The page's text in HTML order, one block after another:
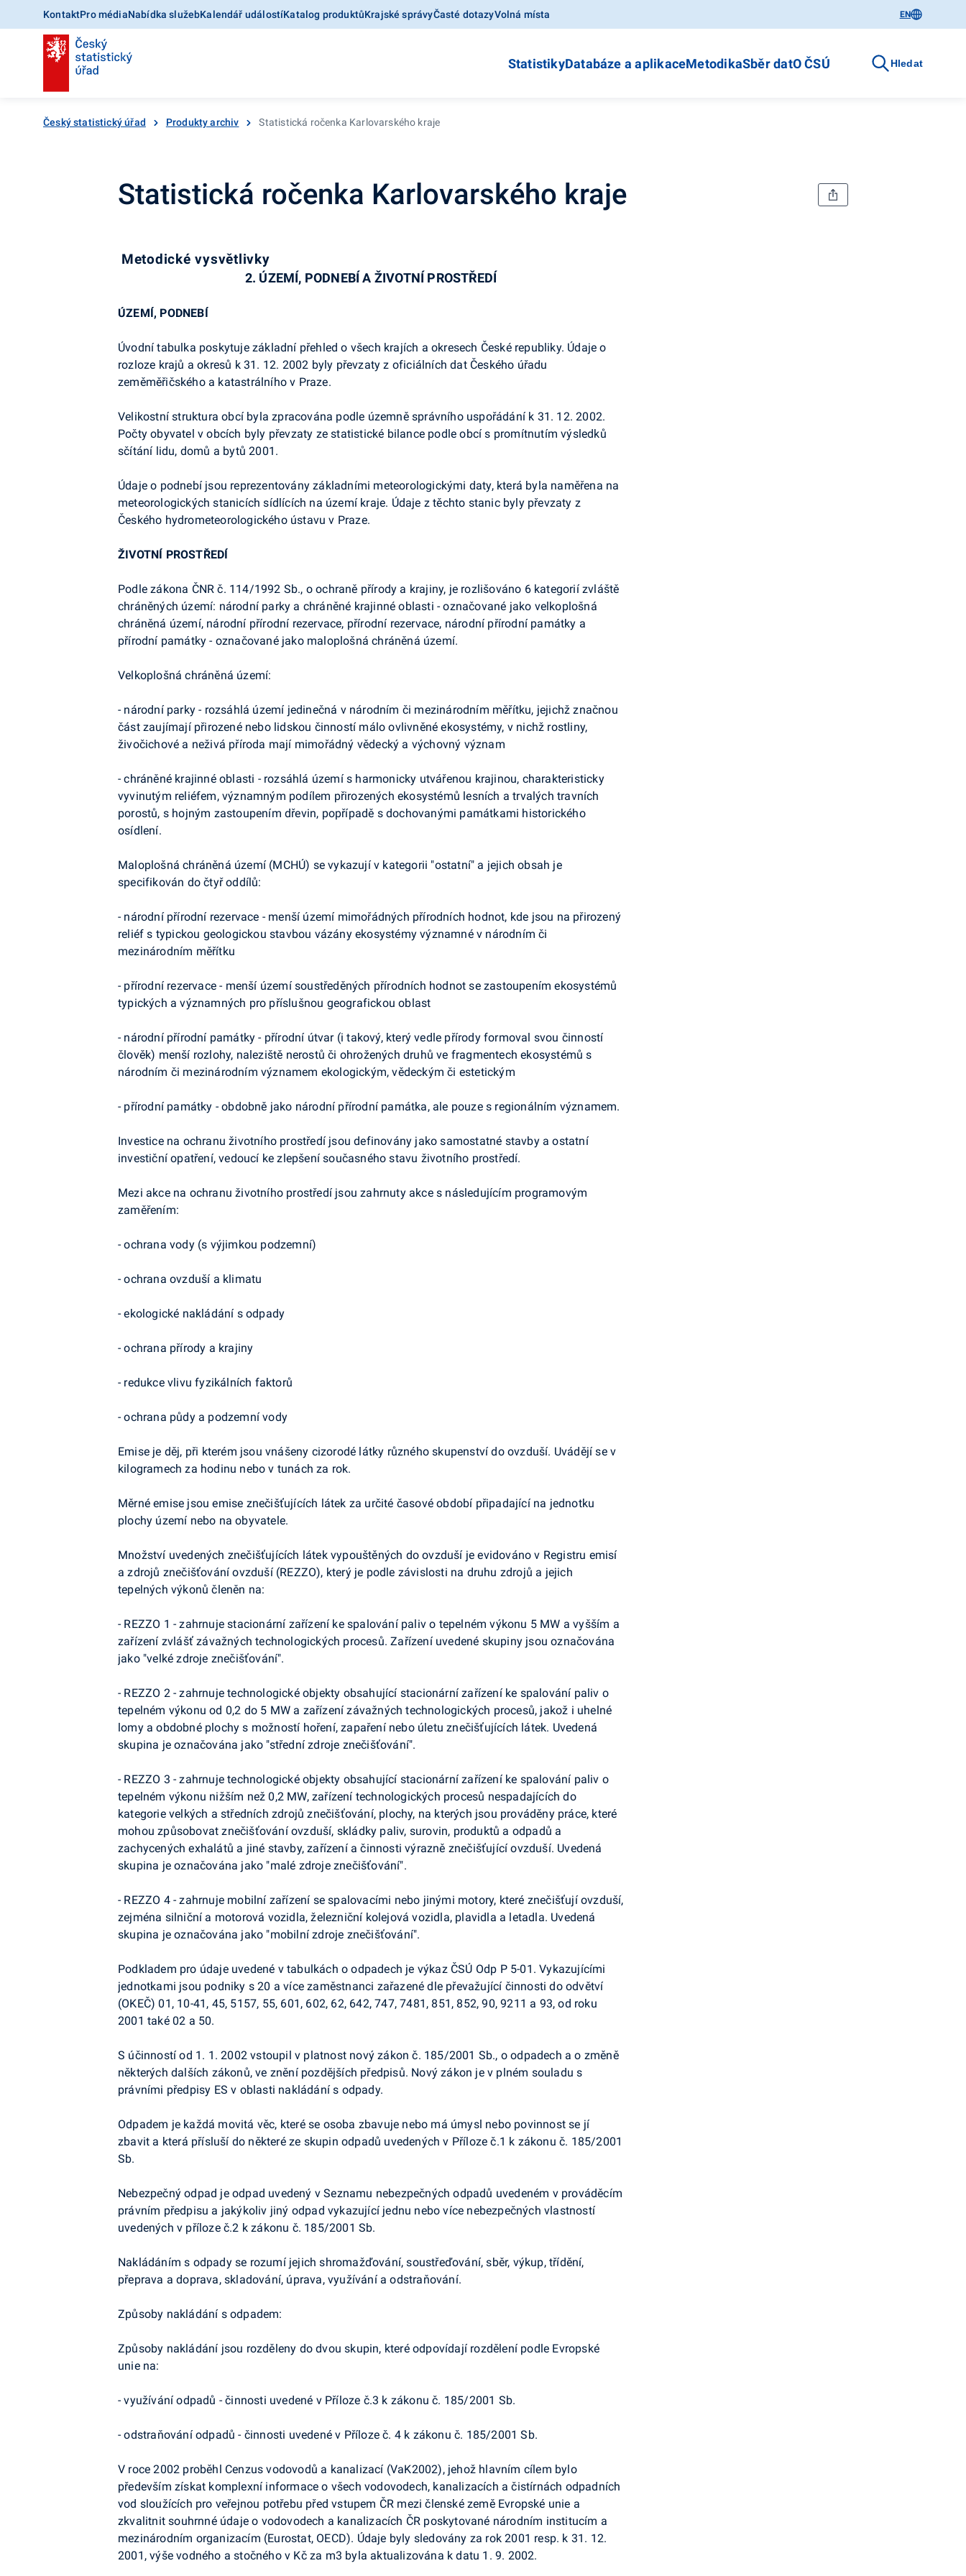
KontaktPro médiaNabídka služebKalendář událostíKatalog produktůKrajské správyČasté dotazyVolná místa EN
StatistikyDatabáze a aplikaceMetodikaSběr datO ČSÚ Hledat
Český statistický úřad Produkty archiv Statistická ročenka Karlovarského kraje
Statistická ročenka Karlovarského kraje
Metodické vysvětlivky
2. ÚZEMÍ, PODNEBÍ A ŽIVOTNÍ PROSTŘEDÍ
ÚZEMÍ, PODNEBÍ
Úvodní tabulka poskytuje základní přehled o všech krajích a okresech České republiky. Údaje o
rozloze krajů a okresů k 31. 12. 2002 byly převzaty z oficiálních dat Českého úřadu
zeměměřičského a katastrálního v Praze.
Velikostní struktura obcí byla zpracována podle územně správního uspořádání k 31. 12. 2002.
Počty obyvatel v obcích byly převzaty ze statistické bilance podle obcí s promítnutím výsledků
sčítání lidu, domů a bytů 2001.
Údaje o podnebí jsou reprezentovány základními meteorologickými daty, která byla naměřena na
meteorologických stanicích sídlících na území kraje. Údaje z těchto stanic byly převzaty z
Českého hydrometeorologického ústavu v Praze.
ŽIVOTNÍ PROSTŘEDÍ
Podle zákona ČNR č. 114/1992 Sb., o ochraně přírody a krajiny, je rozlišováno 6 kategorií zvláště
chráněných území: národní parky a chráněné krajinné oblasti - označované jako velkoplošná
chráněná území, národní přírodní rezervace, přírodní rezervace, národní přírodní památky a
přírodní památky - označované jako maloplošná chráněná území.
Velkoplošná chráněná území:
- národní parky - rozsáhlá území jedinečná v národním či mezinárodním měřítku, jejichž značnou
část zaujímají přirozené nebo lidskou činností málo ovlivněné ekosystémy, v nichž rostliny,
živočichové a neživá příroda mají mimořádný vědecký a výchovný význam
- chráněné krajinné oblasti - rozsáhlá území s harmonicky utvářenou krajinou, charakteristicky
vyvinutým reliéfem, významným podílem přirozených ekosystémů lesních a trvalých travních
porostů, s hojným zastoupením dřevin, popřípadě s dochovanými památkami historického
osídlení.
Maloplošná chráněná území (MCHÚ) se vykazují v kategorii "ostatní" a jejich obsah je
specifikován do čtyř oddílů:
- národní přírodní rezervace - menší území mimořádných přírodních hodnot, kde jsou na přirozený
reliéf s typickou geologickou stavbou vázány ekosystémy významné v národním či
mezinárodním měřítku
- přírodní rezervace - menší území soustředěných přírodních hodnot se zastoupením ekosystémů
typických a významných pro příslušnou geografickou oblast
- národní přírodní památky - přírodní útvar (i takový, který vedle přírody formoval svou činností
člověk) menší rozlohy, naleziště nerostů či ohrožených druhů ve fragmentech ekosystémů s
národním či mezinárodním významem ekologickým, vědeckým či estetickým
- přírodní památky - obdobně jako národní přírodní památka, ale pouze s regionálním významem.
Investice na ochranu životního prostředí jsou definovány jako samostatné stavby a ostatní
investiční opatření, vedoucí ke zlepšení současného stavu životního prostředí.
Mezi akce na ochranu životního prostředí jsou zahrnuty akce s následujícím programovým
zaměřením:
- ochrana vody (s výjimkou podzemní)
- ochrana ovzduší a klimatu
- ekologické nakládání s odpady
- ochrana přírody a krajiny
- redukce vlivu fyzikálních faktorů
- ochrana půdy a podzemní vody
Emise je děj, při kterém jsou vnášeny cizorodé látky různého skupenství do ovzduší. Uvádějí se v
kilogramech za hodinu nebo v tunách za rok.
Měrné emise jsou emise znečišťujících látek za určité časové období připadající na jednotku
plochy území nebo na obyvatele.
Množství uvedených znečišťujících látek vypouštěných do ovzduší je evidováno v Registru emisí
a zdrojů znečišťování ovzduší (REZZO), který je podle závislosti na druhu zdrojů a jejich
tepelných výkonů členěn na:
- REZZO 1 - zahrnuje stacionární zařízení ke spalování paliv o tepelném výkonu 5 MW a vyšším a
zařízení zvlášť závažných technologických procesů. Zařízení uvedené skupiny jsou označována
jako "velké zdroje znečišťování".
- REZZO 2 - zahrnuje technologické objekty obsahující stacionární zařízení ke spalování paliv o
tepelném výkonu od 0,2 do 5 MW a zařízení závažných technologických procesů, jakož i uhelné
lomy a obdobné plochy s možností hoření, zapaření nebo úletu znečišťujících látek. Uvedená
skupina je označována jako "střední zdroje znečišťování".
- REZZO 3 - zahrnuje technologické objekty obsahující stacionární zařízení ke spalování paliv o
tepelném výkonu nižším než 0,2 MW, zařízení technologických procesů nespadajících do
kategorie velkých a středních zdrojů znečišťování, plochy, na kterých jsou prováděny práce, které
mohou způsobovat znečišťování ovzduší, skládky paliv, surovin, produktů a odpadů a
zachycených exhalátů a jiné stavby, zařízení a činnosti výrazně znečišťující ovzduší. Uvedená
skupina je označována jako "malé zdroje znečišťování".
- REZZO 4 - zahrnuje mobilní zařízení se spalovacími nebo jinými motory, které znečišťují ovzduší,
zejména silniční a motorová vozidla, železniční kolejová vozidla, plavidla a letadla. Uvedená
skupina je označována jako "mobilní zdroje znečišťování".
Podkladem pro údaje uvedené v tabulkách o odpadech je výkaz ČSÚ Odp P 5-01. Vykazujícími
jednotkami jsou podniky s 20 a více zaměstnanci zařazené dle převažující činnosti do odvětví
(OKEČ) 01, 10-41, 45, 5157, 55, 601, 602, 62, 642, 747, 7481, 851, 852, 90, 9211 a 93, od roku
2001 také 02 a 50.
S účinností od 1. 1. 2002 vstoupil v platnost nový zákon č. 185/2001 Sb., o odpadech a o změně
některých dalších zákonů, ve znění pozdějších předpisů. Nový zákon je v plném souladu s
právními předpisy ES v oblasti nakládání s odpady.
Odpadem je každá movitá věc, které se osoba zbavuje nebo má úmysl nebo povinnost se jí
zbavit a která přísluší do některé ze skupin odpadů uvedených v Příloze č.1 k zákonu č. 185/2001
Sb.
Nebezpečný odpad je odpad uvedený v Seznamu nebezpečných odpadů uvedeném v prováděcím
právním předpisu a jakýkoliv jiný odpad vykazující jednu nebo více nebezpečných vlastností
uvedených v příloze č.2 k zákonu č. 185/2001 Sb.
Nakládáním s odpady se rozumí jejich shromažďování, soustřeďování, sběr, výkup, třídění,
přeprava a doprava, skladování, úprava, využívání a odstraňování.
Způsoby nakládání s odpadem:
Způsoby nakládání jsou rozděleny do dvou skupin, které odpovídají rozdělení podle Evropské
unie na:
- využívání odpadů - činnosti uvedené v Příloze č.3 k zákonu č. 185/2001 Sb.
- odstraňování odpadů - činnosti uvedené v Příloze č. 4 k zákonu č. 185/2001 Sb.
V roce 2002 proběhl Cenzus vodovodů a kanalizací (VaK2002), jehož hlavním cílem bylo
především získat komplexní informace o všech vodovodech, kanalizacích a čistírnách odpadních
vod sloužících pro veřejnou potřebu před vstupem ČR mezi členské země Evropské unie a
zkvalitnit souhrnné údaje o vodovodech a kanalizacích ČR poskytované národním institucím a
mezinárodním organizacím (Eurostat, OECD). Údaje byly sledovány za rok 2001 resp. k 31. 12.
2001, výše vodného a stočného v Kč za m3 byla aktualizována k datu 1. 9. 2002.